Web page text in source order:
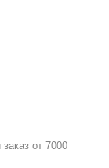
от 7000